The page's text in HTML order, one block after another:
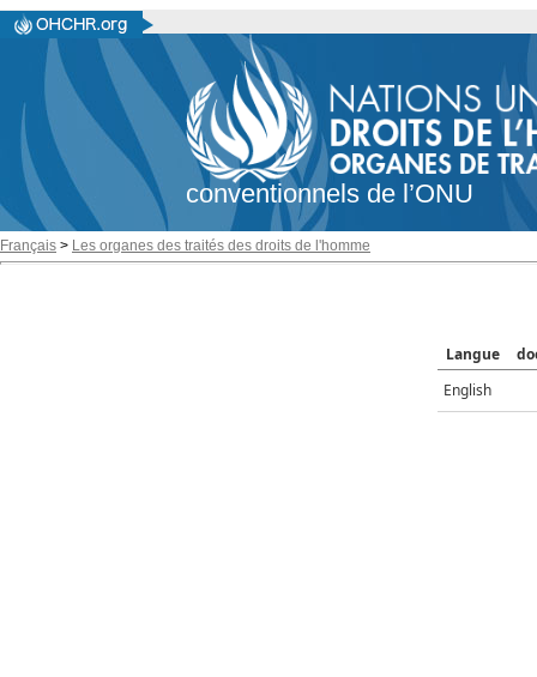
conventionnels de l’ONU
Français > Les organes des traités des droits de l'homme
Langue
English